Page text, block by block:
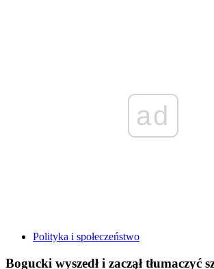
ad
Polityka i społeczeństwo
Bogucki wyszedł i zaczął tłumaczyć